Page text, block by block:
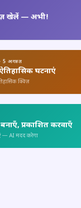
खेलें — अभी!
5 अगस्त
घटनाएं
क्विज़
प्रकाशित करवाएँ
— AI मदद करेगा